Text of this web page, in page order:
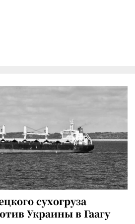
сухогруза
Украины в Гаагу